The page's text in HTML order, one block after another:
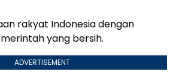
rakyat Indonesia dengan
yang bersih.
ADVERTISEMENT